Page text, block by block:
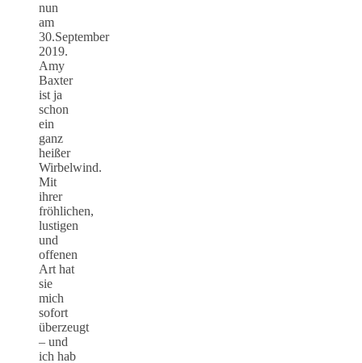
nun
am
30.September
2019.
Amy
Baxter
ist ja
schon
ein
ganz
heißer
Wirbelwind.
Mit
ihrer
fröhlichen,
lustigen
und
offenen
Art hat
sie
mich
sofort
überzeugt
– und
ich hab